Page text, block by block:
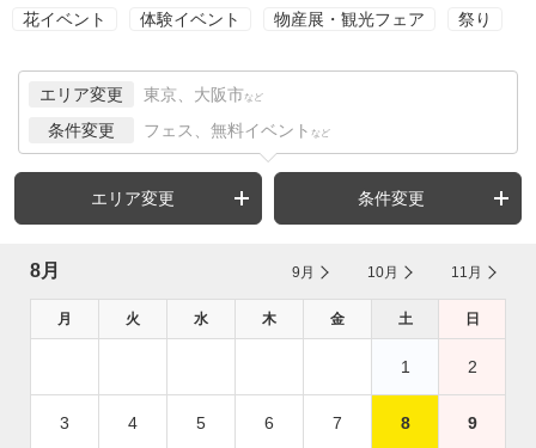
花イベント 体験イベント 物産展・観光フェア 祭り
エリア変更 東京、大阪市 など
条件変更 フェス、無料イベント など
エリア変更 条件変更
8月 9月 10月 11月
月 火 水 木 金 土 日
1 2
3 4 5 6 7 8 9